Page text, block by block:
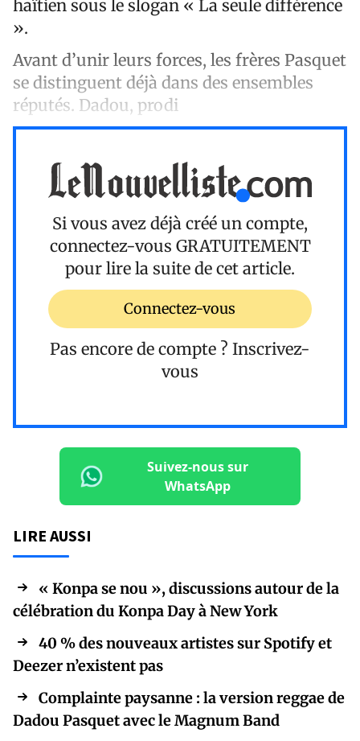
haïtien sous le slogan « La seule différence
».
Avant d’unir leurs forces, les frères Pasquet
se distinguent déjà dans des ensembles
réputés. Dadou, prodi
Si vous avez déjà créé un compte,
connectez-vous GRATUITEMENT
pour lire la suite de cet article.
Connectez-vous
Pas encore de compte ? Inscrivez-
vous
Suivez-nous sur
WhatsApp
LIRE AUSSI
« Konpa se nou », discussions autour de la
célébration du Konpa Day à New York
40 % des nouveaux artistes sur Spotify et
Deezer n’existent pas
Complainte paysanne : la version reggae de
Dadou Pasquet avec le Magnum Band